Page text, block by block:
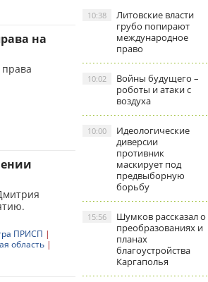
на
ПРИСП |
область |
Литовские власти
грубо попирают
международное
право
10:38
Войны будущего –
роботы и атаки с
воздуха
10:02
Идеологические
диверсии
противник
маскирует под
предвыборную
борьбу
10:00
Шумков рассказал о
преобразованиях и
планах
благоустройства
Каргаполья
15:56